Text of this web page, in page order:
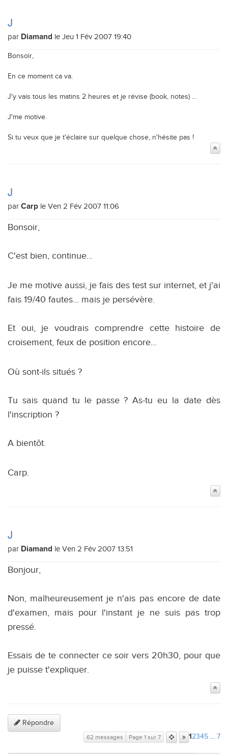
J
par Diamand le Jeu 1 Fév 2007 19:40
Bonsoir,
En ce moment ca va.
J'y vais tous les matins 2 heures et je révise (book, notes) ...
J'me motive.
Si tu veux que je t'éclaire sur quelque chose, n'hésite pas !
J
par Carp le Ven 2 Fév 2007 11:06
Bonsoir,
C'est bien, continue...
Je me motive aussi, je fais des test sur internet, et j'ai
fais 19/40 fautes... mais je persévère.
Et oui, je voudrais comprendre cette histoire de
croisement, feux de position encore...
Où sont-ils situés ?
Tu sais quand tu le passe ? As-tu eu la date dès
l'inscription ?
A bientôt.
Carp.
J
par Diamand le Ven 2 Fév 2007 13:51
Bonjour,
Non, malheureusement je n'ais pas encore de date
d'examen, mais pour l'instant je ne suis pas trop
pressé.
Essais de te connecter ce soir vers 20h30, pour que
je puisse t'expliquer.
Répondre
62 messages Page 1 sur 7 1 2345 ... 7